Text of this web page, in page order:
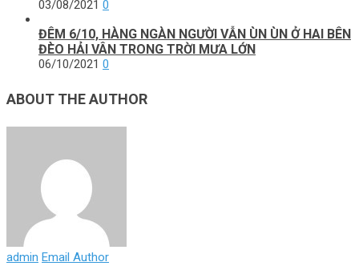
03/08/2021 0
ĐÊM 6/10, HÀNG NGÀN NGƯỜI VẪN ÙN ÙN Ở HAI BÊN
ĐÈO HẢI VÂN TRONG TRỜI MƯA LỚN
06/10/2021 0
ABOUT THE AUTHOR
admin Email Author